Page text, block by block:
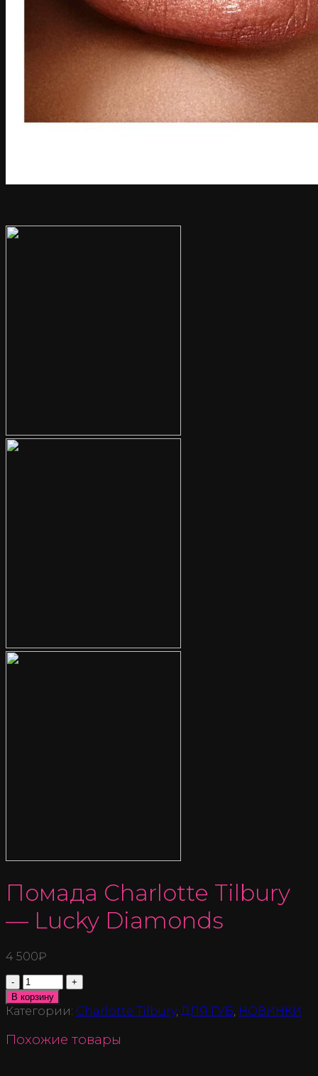
Помада Charlotte Tilbury
— Lucky Diamonds
4 500₽
Количество
В корзину
Категории: Charlotte Tilbury, ДЛЯ ГУБ, НОВИНКИ
Похожие товары